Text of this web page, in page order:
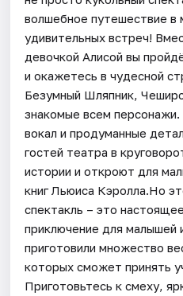
волшебное путешествие в
удивительных встреч!
девочкой Алисой вы
и окажетесь в чудесной
Безумный Шляпник,
знакомые всем
вокал и продуманные
гостей театра в
истории и откроют для
книг Льюиса Кэролла.Но
спектакль – это
приключение для малышей
приготовили множество
которых сможет принять
Приготовьтесь к смеху,